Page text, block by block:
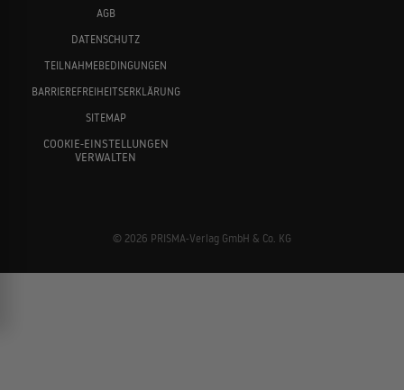
AGB
DATENSCHUTZ
TEILNAHMEBEDINGUNGEN
BARRIEREFREIHEITSERKLÄRUNG
SITEMAP
COOKIE-EINSTELLUNGEN
VERWALTEN
© 2026 PRISMA-Verlag GmbH & Co. KG